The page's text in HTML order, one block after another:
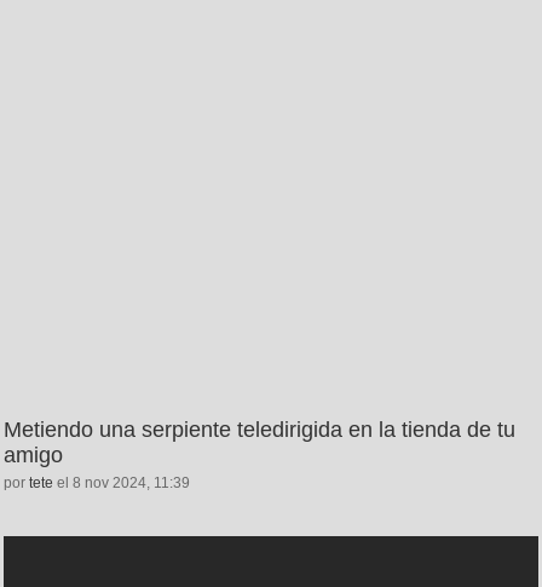
Metiendo una serpiente teledirigida en la tienda de tu
amigo
por tete el 8 nov 2024, 11:39